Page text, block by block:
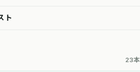
ト
23本